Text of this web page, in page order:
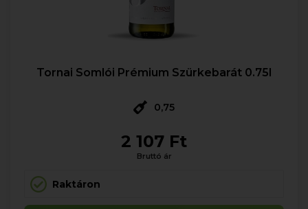
Tornai Somlói Prémium Szürkebarát 0.75l
0,75
2 107 Ft
Bruttó ár
Raktáron